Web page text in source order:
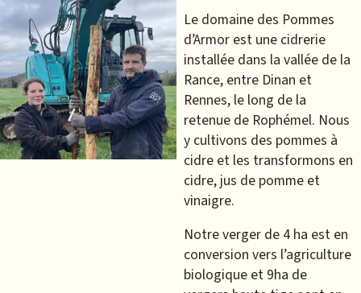
Le domaine des Pommes
d’Armor est une cidrerie
installée dans la vallée de la
Rance, entre Dinan et
Rennes, le long de la
retenue de Rophémel. Nous
y cultivons des pommes à
cidre et les transformons en
cidre, jus de pomme et
vinaigre.
Notre verger de 4 ha est en
conversion vers l’agriculture
biologique et 9ha de